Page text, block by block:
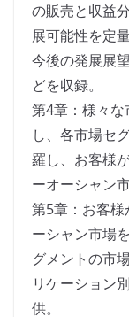
の販売と収益
展可能性を定
今後の発展展
どを収録。
第4章：様々
し、各市場セ
羅し、お客様
ーオーシャン
第5章：お客
ーシャン市場
グメントの市
リケーション
供。